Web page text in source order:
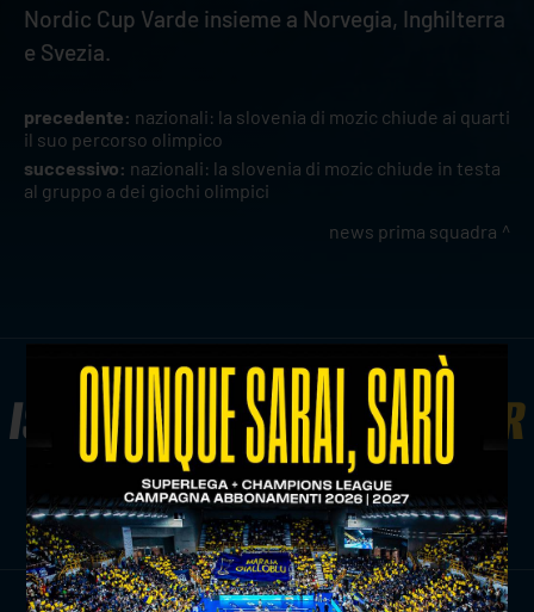
Nordic Cup Varde insieme a Norvegia, Inghilterra
e Svezia.
precedente: nazionali: la slovenia di mozic chiude ai quarti
il suo percorso olimpico
successivo: nazionali: la slovenia di mozic chiude in testa
al gruppo a dei giochi olimpici
news prima squadra
ISCRIVITI ALLANEWSLETTER
ISCRIVITI ORA